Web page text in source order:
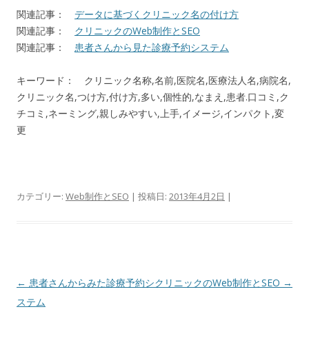
関連記事： データに基づくクリニック名の付け方
関連記事： クリニックのWeb制作とSEO
関連記事： 患者さんから見た診療予約システム
キーワード： クリニック名称,名前,医院名,医療法人名,病院名,
クリニック名,つけ方,付け方,多い,個性的,なまえ,患者.口コミ,ク
チコミ,ネーミング,親しみやすい,上手,イメージ,インパクト,変
更
カテゴリー: Web制作とSEO | 投稿日: 2013年4月2日 |
投
稿
← 患者さんからみた診療予約シ
ステム
クリニックのWeb制作とSEO →